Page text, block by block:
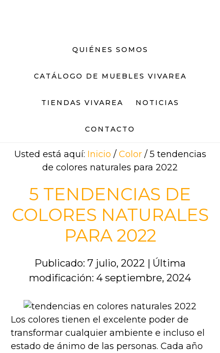
QUIÉNES SOMOS
CATÁLOGO DE MUEBLES VIVAREA
TIENDAS VIVAREA NOTICIAS
CONTACTO
Usted está aquí: Inicio / Color /5 tendencias
de colores naturales para 2022
5 TENDENCIAS DE
COLORES NATURALES
PARA 2022
Publicado: 7 julio, 2022 | Última
modificación: 4 septiembre, 2024
Los colores tienen el excelente poder de
transformar cualquier ambiente e incluso el
estado de ánimo de las personas. Cada año